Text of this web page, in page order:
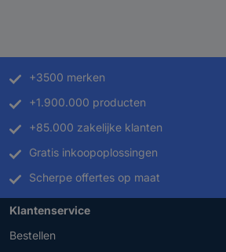
+3500 merken
+1.900.000 producten
+85.000 zakelijke klanten
Gratis inkoopoplossingen
Scherpe offertes op maat
Klantenservice
Bestellen